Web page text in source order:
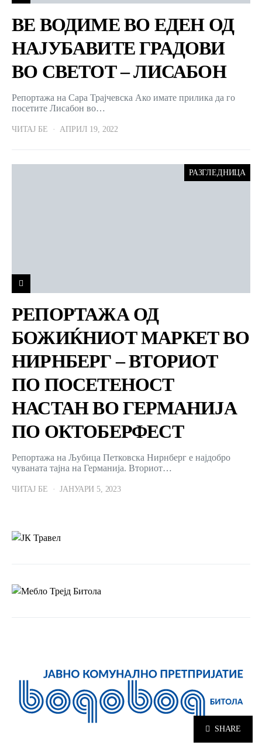
ВЕ ВОДИМЕ ВО ЕДЕН ОД
НАЈУБАВИТЕ ГРАДОВИ
ВО СВЕТОТ – ЛИСАБОН
Репортажа на Сара Трајчевска Ако имате прилика да го
посетите Лисабон во…
ЧИТАЈ БЕ АПРИЛ 19, 2022
РАЗГЛЕДНИЦА
РЕПОРТАЖА ОД
БОЖИЌНИОТ МАРКЕТ ВО
НИРНБЕРГ – ВТОРИОТ
ПО ПОСЕТЕНОСТ
НАСТАН ВО ГЕРМАНИЈА
ПО ОКТОБЕРФЕСТ
Репортажа на Љубица Петковска Нирнберг е најдобро
чуваната тајна на Германија. Вториот…
ЧИТАЈ БЕ ЈАНУАРИ 5, 2023
SHARE